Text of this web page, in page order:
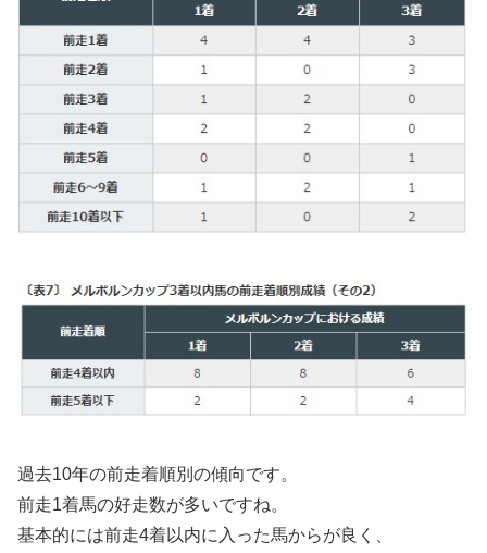
過去10年の前走着順別の傾向です。
前走1着馬の好走数が多いですね。
基本的には前走4着以内に入った馬からが良く、